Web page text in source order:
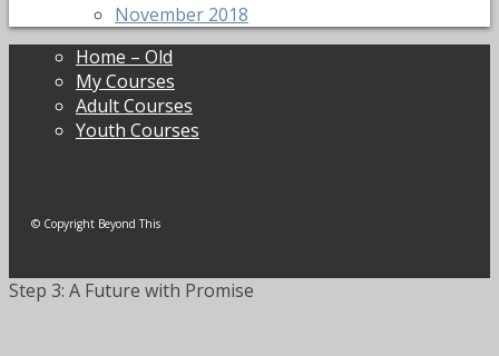
November 2018
Home – Old
My Courses
Adult Courses
Youth Courses
© Copyright Beyond This
Step 3: A Future with Promise